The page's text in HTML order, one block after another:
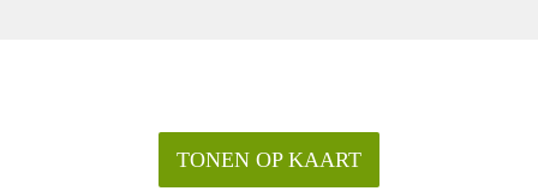
TONEN OP KAART